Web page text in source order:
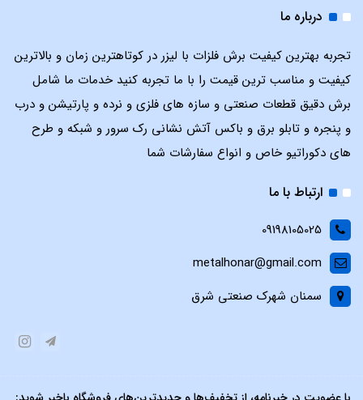
درباره ما
تجربه بهترین کیفیت برش فلزات با لیزر در کوتاهترین زمان و بالاترین
کیفیت و مناسب ترین قیمت را با ما تجربه کنید خدمات ما شامل
برش دقیق قطعات صنعتی و سازه های فلزی و نرده و پارتیشن و درب
و پنجره و تابلو برق و باکس آتش نشانی رک سرور و شبکه و طرح
های دکوراتیو خاص و انواع سفارشات شما
ارتباط با ما
09198105025
metalhonar@gmail.com
سمنان شهرک صنعتی شرق